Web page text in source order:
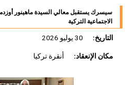
سيسرك يستقبل معالي السيدة ماهينور
الاجتماعية التركية
التاريخ:
مكان الإنعقاد:
أنقرة تركيا